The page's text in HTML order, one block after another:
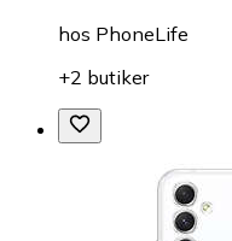
hos PhoneLife
+2 butiker